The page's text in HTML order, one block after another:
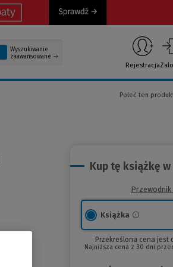
Wyszukiwanie
zaawansowane
Rejestracja
Poleć ten
Kup tę książkę
Książka
Przekreślona cena jest
Najniższa cena z 30 dni